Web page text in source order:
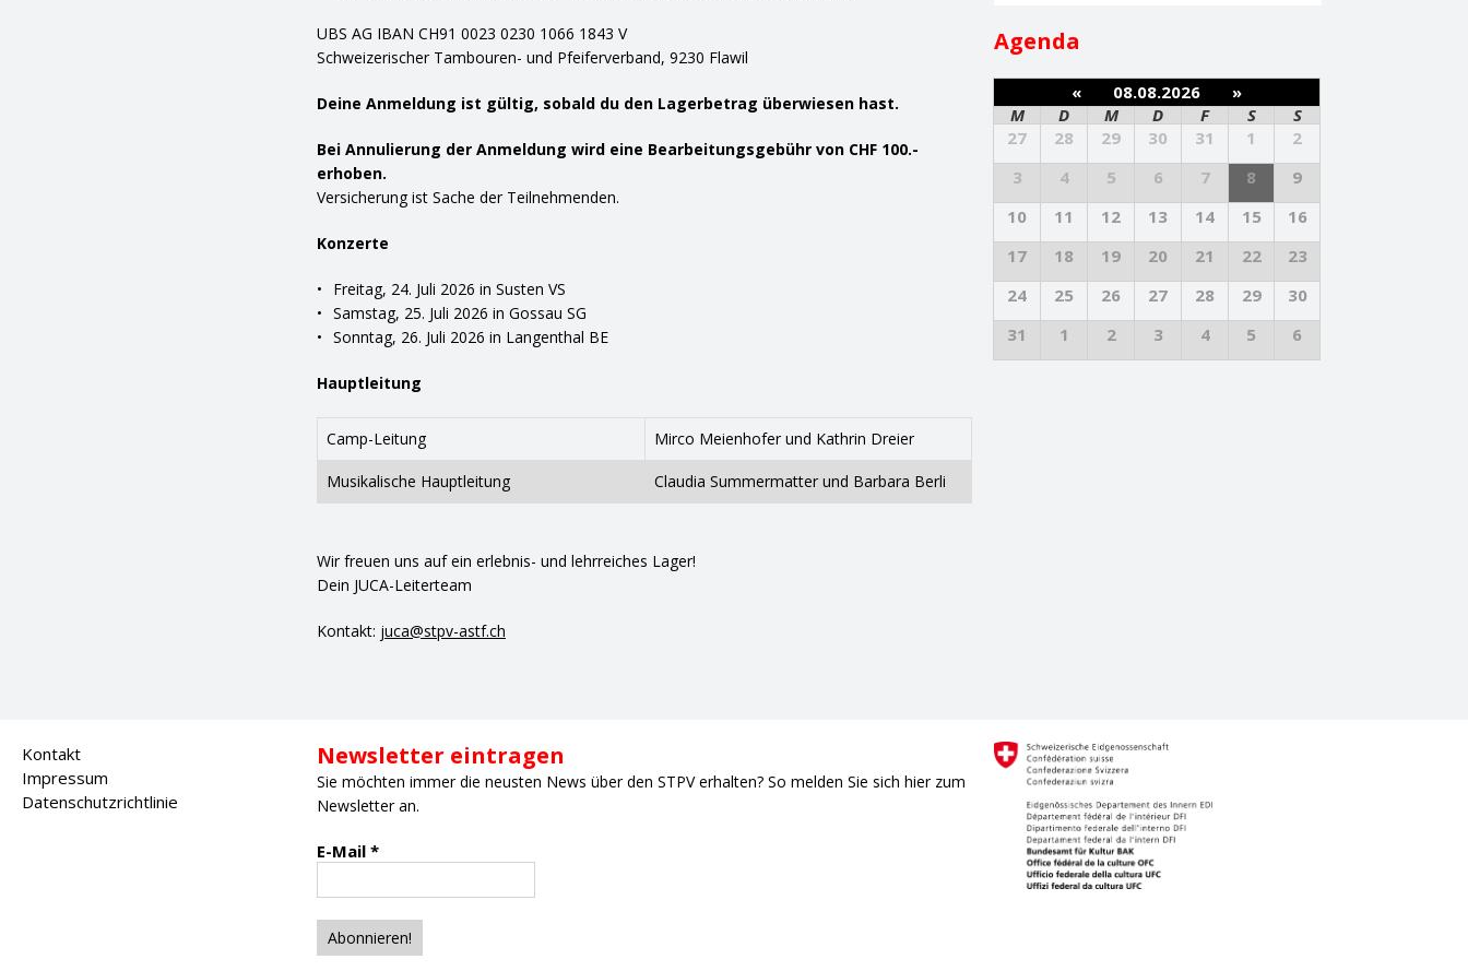
UBS AG IBAN CH91 0023 0230 1066 1843 V
Schweizerischer Tambouren- und Pfeiferverband, 9230 Flawil
Deine Anmeldung ist gültig, sobald du den Lagerbetrag überwiesen hast.
Bei Annulierung der Anmeldung wird eine Bearbeitungsgebühr von CHF 100.-
erhoben.
Versicherung ist Sache der Teilnehmenden.
Konzerte
Freitag, 24. Juli 2026 in Susten VS
Samstag, 25. Juli 2026 in Gossau SG
Sonntag, 26. Juli 2026 in Langenthal BE
Hauptleitung
Camp-Leitung Mirco Meienhofer und Kathrin Dreier
Musikalische Hauptleitung Claudia Summermatter und Barbara Berli
Wir freuen uns auf ein erlebnis- und lehrreiches Lager!
Dein JUCA-Leiterteam
Kontakt: juca@stpv-astf.ch
Agenda
« 08.08.2026
»
M
D M D F S
S
27
28 29 30 31 1
2
3
4 5 6 7 8
9
10
11 12 13 14 15
16
17
18 19 20 21 22
23
24
25 26 27 28 29
30
31
1 2 3 4 5 6
Kontakt
Impressum
Datenschutzrichtlinie
Newsletter eintragen
Sie möchten immer die neusten News über den STPV erhalten? So melden Sie sich hier zum
Newsletter an.
E-Mail *